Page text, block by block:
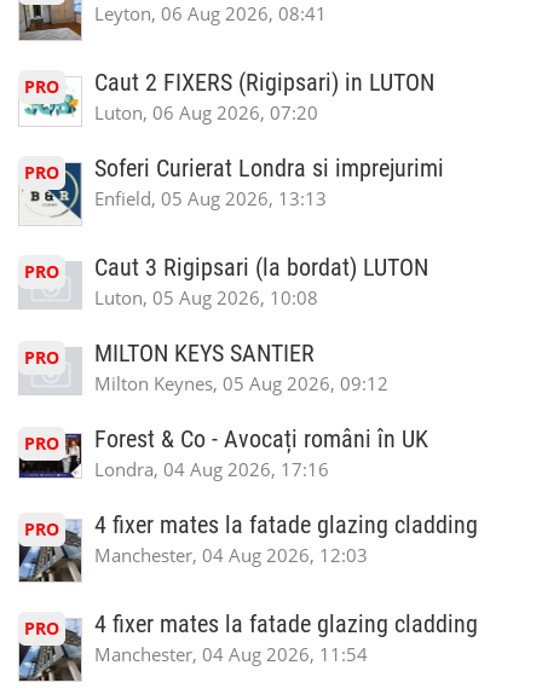
Leyton, 06 Aug 2026, 08:41
PRO Caut 2 FIXERS (Rigipsari) in LUTON
Luton, 06 Aug 2026, 07:20
PRO Soferi Curierat Londra si imprejurimi
Enfield, 05 Aug 2026, 13:13
PRO Caut 3 Rigipsari (la bordat) LUTON
Luton, 05 Aug 2026, 10:08
PRO MILTON KEYS SANTIER
Milton Keynes, 05 Aug 2026, 09:12
PRO Forest & Co - Avocați români în UK
Londra, 04 Aug 2026, 17:16
PRO 4 fixer mates la fatade glazing cladding
Manchester, 04 Aug 2026, 12:03
PRO 4 fixer mates la fatade glazing cladding
Manchester, 04 Aug 2026, 11:54